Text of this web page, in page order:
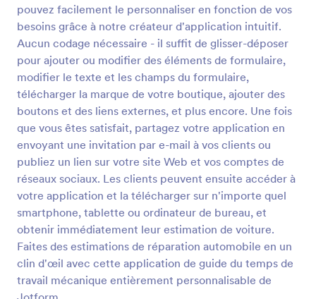
pouvez facilement le personnaliser en fonction de vos
besoins grâce à notre créateur d'application intuitif.
Aucun codage nécessaire - il suffit de glisser-déposer
pour ajouter ou modifier des éléments de formulaire,
modifier le texte et les champs du formulaire,
télécharger la marque de votre boutique, ajouter des
boutons et des liens externes, et plus encore. Une fois
que vous êtes satisfait, partagez votre application en
envoyant une invitation par e-mail à vos clients ou
publiez un lien sur votre site Web et vos comptes de
réseaux sociaux. Les clients peuvent ensuite accéder à
votre application et la télécharger sur n'importe quel
smartphone, tablette ou ordinateur de bureau, et
obtenir immédiatement leur estimation de voiture.
Faites des estimations de réparation automobile en un
clin d'œil avec cette application de guide du temps de
travail mécanique entièrement personnalisable de